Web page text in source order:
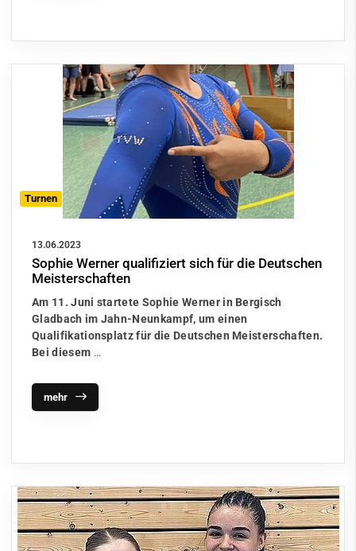
Turnen
13.06.2023
Sophie Werner qualifiziert sich für die Deutschen
Meisterschaften
Am 11. Juni startete Sophie Werner in Bergisch
Gladbach im Jahn-Neunkampf, um einen
Qualifikationsplatz für die Deutschen Meisterschaften.
Bei diesem …
mehr